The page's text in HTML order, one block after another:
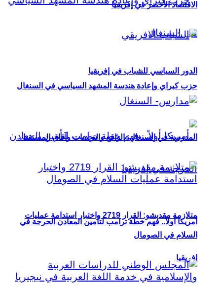
حزب كيراي وإعادة هندسة المشهد السياسي في السنغال
أمريكا أولاً.. فهم خطة ترامب لتأمين المعادن الحرجة في
إفريقيا
الاقتصاد الأخضر في إفريقيا
الدور السياسي للشباب في إفريقيا
المدرسة في السنغال: الواقع والتحديات وآفاق المستقبل
متلازمة مقديشو: القرار 2719 واختبار استدامة عمليات
السلام في الصومال